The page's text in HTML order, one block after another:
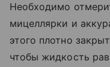
Необходимо
мицеллярки и
этого плотно
чтобы жидкость